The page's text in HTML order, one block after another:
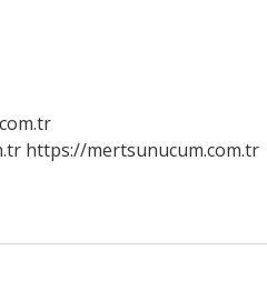
https://mertsunucum.com.tr